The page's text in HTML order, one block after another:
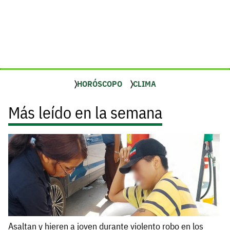
HORÓSCOPO CLIMA
Más leído en la semana
Asaltan y hieren a joven durante violento robo en los